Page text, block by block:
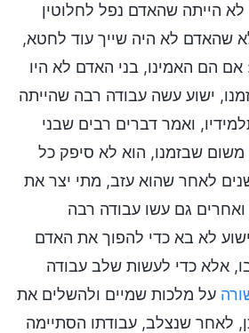
הייתה שהאדם נפל לחלוטין
שהאדם לא היה שייך עוד לחטא,
הם האמינו, בני האדם לא היו
ישוע עשה עבודה רבה שהייתה
ואמר דברים רבים שבני
שבזמנו, הוא לא סיפק כל
לאחר שהוא עזב, מתי יצר את
גם עשו עבודה רבה
לא בא כדי להפוך את האדם
אלא כדי לעשות שלב עבודה
על מלכות שמיים ולהשלים את
לאחר שנצלב, עבודתו הסתיימה